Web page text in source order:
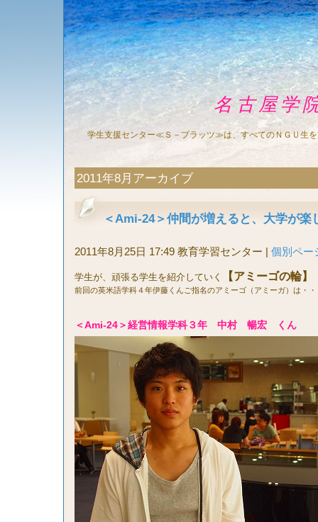
名古屋学
学生支援センター≪Ｓ－プラッツ≫は、すべてのＮＧＵ生
2011年8月アーカイブ
＜Ami-24＞仲間が増えると、大学が楽
2011年8月25日 17:49 教育学習センター | 個別ペー
学生が、頑張る学生を紹介していく 【アミーゴの輪】
前回の英米語学科４年伊藤くんご指名のアミーゴ（アミーガ）は・・
＜Ami-24＞経営情報学科３年 中村 暢宏 くん